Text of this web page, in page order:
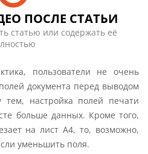
ПОСЛЕ СТАТЬИ
статью или содержать её
пользователи не очень
документа перед выводом
настройка полей печати
больше данных. Кроме того,
на лист А4, то, возможно,
уменьшить поля.